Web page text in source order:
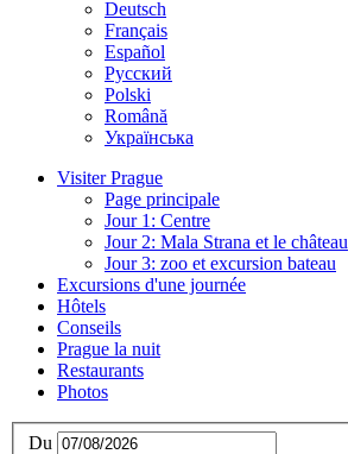
Deutsch
Français
Español
Русский
Polski
Română
Українська
Visiter Prague
Page principale
Jour 1: Centre
Jour 2: Mala Strana et le château
Jour 3: zoo et excursion bateau
Excursions d'une journée
Hôtels
Conseils
Prague la nuit
Restaurants
Photos
Du